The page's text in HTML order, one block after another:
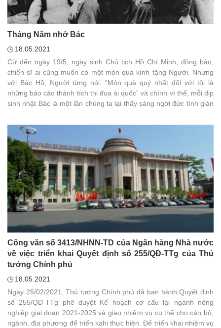
Tháng Năm nhớ Bác
18.05.2021
Cứ đến ngày 19/5, ngày sinh Chủ tịch Hồ Chí Minh, đồng bào,
chiến sĩ ai cũng muốn có một món quà kính tặng Người. Nhưng
với Bác Hồ, Người từng nói: “Món quà quý nhất đối với tôi là
những báo cáo thành tích thi đua ái quốc” và chính vì thế, mỗi dịp
sinh nhật Bác là một lần chúng ta lại thấy sáng ngời đức tính giản
Công văn số 3413/NHNN-TD của Ngân hàng Nhà nước
về việc triển khai Quyết định số 255/QĐ-TTg của Thủ
tướng Chính phủ
18.05.2021
Ngày 25/02/2021, Thủ tướng Chính phủ đã ban hành Quyết định
số 255/QĐ-TTg phê duyệt Kế hoạch cơ cấu lại ngành nông
nghiệp giai đoạn 2021-2025 và giao nhiệm vụ cụ thể cho cán bộ,
ngành, địa phương để triển kahi thực hiện. Để triển khai nhiệm vụ